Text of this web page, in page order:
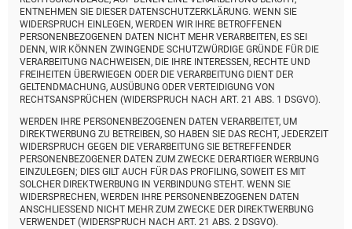
ENTNEHMEN SIE DIESER DATENSCHUTZERKLÄRUNG. WENN SIE
WIDERSPRUCH EINLEGEN, WERDEN WIR IHRE BETROFFENEN
PERSONENBEZOGENEN DATEN NICHT MEHR VERARBEITEN, ES SEI
DENN, WIR KÖNNEN ZWINGENDE SCHUTZWÜRDIGE GRÜNDE FÜR DIE
VERARBEITUNG NACHWEISEN, DIE IHRE INTERESSEN, RECHTE UND
FREIHEITEN ÜBERWIEGEN ODER DIE VERARBEITUNG DIENT DER
GELTENDMACHUNG, AUSÜBUNG ODER VERTEIDIGUNG VON
RECHTSANSPRÜCHEN (WIDERSPRUCH NACH ART. 21 ABS. 1 DSGVO).
WERDEN IHRE PERSONENBEZOGENEN DATEN VERARBEITET, UM
DIREKTWERBUNG ZU BETREIBEN, SO HABEN SIE DAS RECHT, JEDERZEIT
WIDERSPRUCH GEGEN DIE VERARBEITUNG SIE BETREFFENDER
PERSONENBEZOGENER DATEN ZUM ZWECKE DERARTIGER WERBUNG
EINZULEGEN; DIES GILT AUCH FÜR DAS PROFILING, SOWEIT ES MIT
SOLCHER DIREKTWERBUNG IN VERBINDUNG STEHT. WENN SIE
WIDERSPRECHEN, WERDEN IHRE PERSONENBEZOGENEN DATEN
ANSCHLIESSEND NICHT MEHR ZUM ZWECKE DER DIREKTWERBUNG
VERWENDET (WIDERSPRUCH NACH ART. 21 ABS. 2 DSGVO).